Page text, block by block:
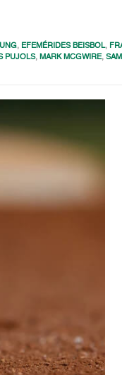
, EFEMÉRIDES BEISBOL,
PUJOLS, MARK MCGWIRE,